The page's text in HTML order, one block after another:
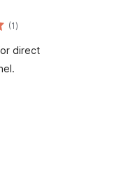
(1एकूण
मूल्यांकन
)
direct